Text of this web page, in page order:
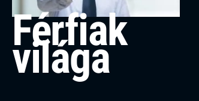
Férfiak
világa